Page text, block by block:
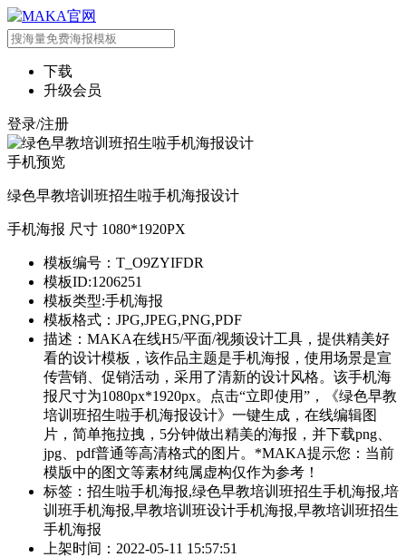
下载
升级会员
登录/注册
手机预览
绿色早教培训班招生啦手机海报设计
手机海报 尺寸 1080*1920PX
模板编号：T_O9ZYIFDR
模板ID:1206251
模板类型:手机海报
模板格式：JPG,JPEG,PNG,PDF
描述：MAKA在线H5/平面/视频设计工具，提供精美好
看的设计模板，该作品主题是手机海报，使用场景是宣
传营销、促销活动，采用了清新的设计风格。该手机海
报尺寸为1080px*1920px。点击“立即使用”，《绿色早教
培训班招生啦手机海报设计》一键生成，在线编辑图
片，简单拖拉拽，5分钟做出精美的海报，并下载png、
jpg、pdf普通等高清格式的图片。*MAKA提示您：当前
模版中的图文等素材纯属虚构仅作为参考！
标签：招生啦手机海报,绿色早教培训班招生手机海报,培
训班手机海报,早教培训班设计手机海报,早教培训班招生
手机海报
上架时间：2022-05-11 15:57:51